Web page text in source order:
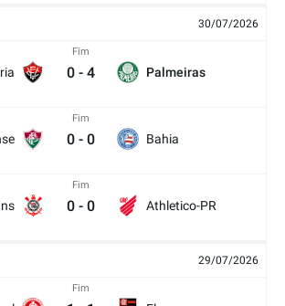
30/07/2026
Fim
0 - 4 Palmeiras
Fim
0 - 0 Bahia
Fim
0 - 0 Athletico-PR
29/07/2026
Fim